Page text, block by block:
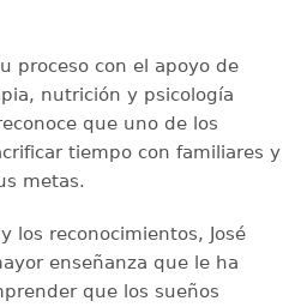
proceso con el apoyo de
nutrición y psicología
que uno de los
tiempo con familiares y
metas.
los reconocimientos, José
enseñanza que le ha
que los sueños